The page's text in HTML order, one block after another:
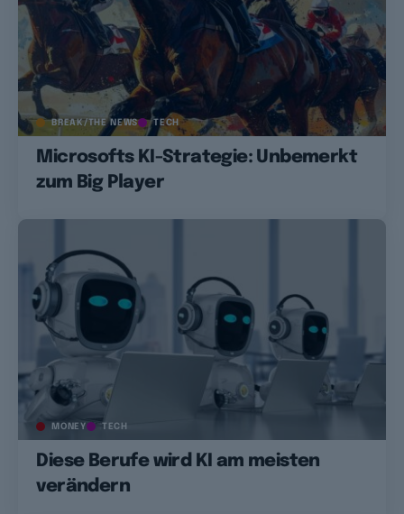
BREAK/THE NEWS TECH
Microsofts KI-Strategie: Unbemerkt
zum Big Player
MONEY TECH
Diese Berufe wird KI am meisten
verändern